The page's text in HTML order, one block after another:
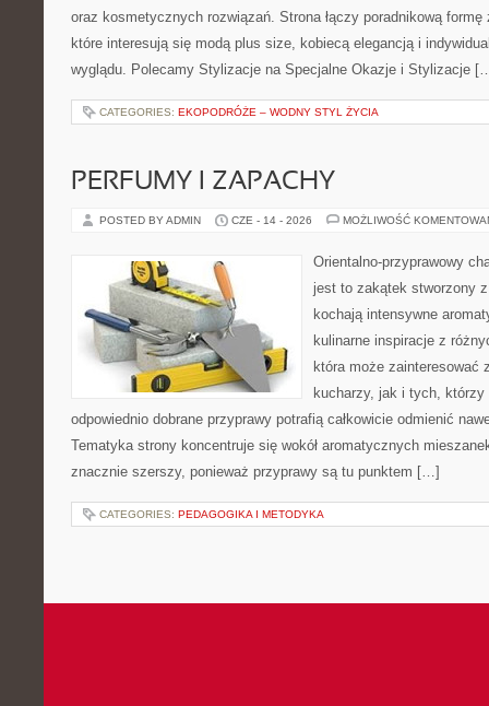
oraz kosmetycznych rozwiązań. Strona łączy poradnikową
które interesują się modą plus size, kobiecą elegancją i
wyglądu. Polecamy Stylizacje na Specjalne Okazje i Stylizacje
CATEGORIES: EKOPODRÓŻE – WODNY STYL ŻYCIA
PERFUMY I ZAPACHY
POSTED BY ADMIN CZE - 14 - 2026 MOŻLIWOŚĆ
Orientalno-przyprawowy
jest to zakątek stworzony
kochają intensywne
kulinarne inspiracje z
która może zainteresować
kucharzy, jak i tych, którzy
odpowiednio dobrane przyprawy potrafią całkowicie odmienić
Tematyka strony koncentruje się wokół aromatycznych
znacznie szerszy, ponieważ przyprawy są tu punktem […]
CATEGORIES: PEDAGOGIKA I METODYKA